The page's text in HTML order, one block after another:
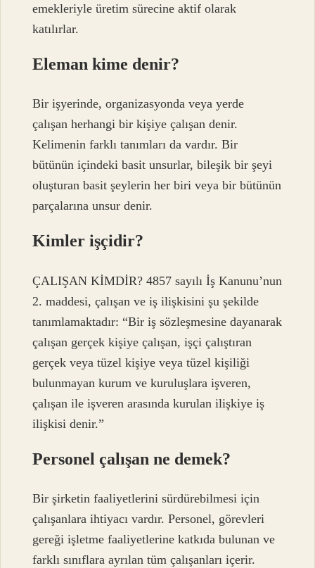
emekleriyle üretim sürecine aktif olarak
katılırlar.
Eleman kime denir?
Bir işyerinde, organizasyonda veya yerde
çalışan herhangi bir kişiye çalışan denir.
Kelimenin farklı tanımları da vardır. Bir
bütünün içindeki basit unsurlar, bileşik bir şeyi
oluşturan basit şeylerin her biri veya bir bütünün
parçalarına unsur denir.
Kimler işçidir?
ÇALIŞAN KİMDİR? 4857 sayılı İş Kanunu’nun
2. maddesi, çalışan ve iş ilişkisini şu şekilde
tanımlamaktadır: “Bir iş sözleşmesine dayanarak
çalışan gerçek kişiye çalışan, işçi çalıştıran
gerçek veya tüzel kişiye veya tüzel kişiliği
bulunmayan kurum ve kuruluşlara işveren,
çalışan ile işveren arasında kurulan ilişkiye iş
ilişkisi denir.”
Personel çalışan ne demek?
Bir şirketin faaliyetlerini sürdürebilmesi için
çalışanlara ihtiyacı vardır. Personel, görevleri
gereği işletme faaliyetlerine katkıda bulunan ve
farklı sınıflara ayrılan tüm çalışanları içerir.